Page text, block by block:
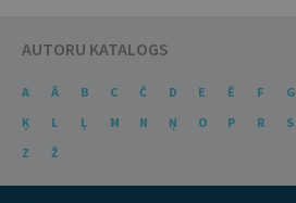
AUTORU KATALOGS
A Ā B C Č D E Ē F G
Ķ
L Ļ M N Ņ O P R S
Z
Ž